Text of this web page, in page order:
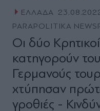
ΕΛΛΑΔΑ
PARAPOLITIKA
Οι δύο Κρητικοί
κατηγορούν
Γερμανούς
χτύπησαν
γροθιές -